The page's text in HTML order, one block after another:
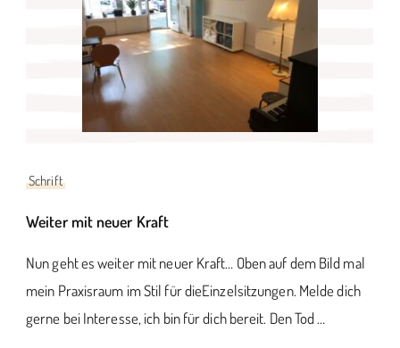
Schrift
Weiter mit neuer Kraft
Nun geht es weiter mit neuer Kraft… Oben auf dem Bild mal
mein Praxisraum im Stil für dieEinzelsitzungen. Melde dich
gerne bei Interesse, ich bin für dich bereit. Den Tod …